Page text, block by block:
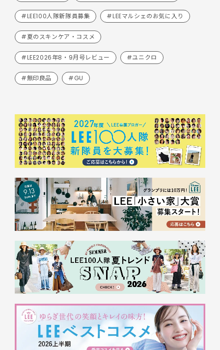
#LEE100人隊新隊員募集 #LEEマルシェのお気に入り
#夏のスキンケア・コスメ
#LEE2026年8・9月号レビュー #ユニクロ
#無印良品 #GU